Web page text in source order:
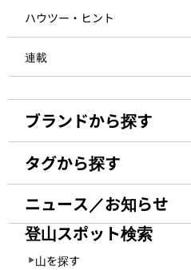
ハウツー・ヒント
連載
ブランドから探す
タグから探す
ニュース／お知らせ
登山スポット検索
山を探す